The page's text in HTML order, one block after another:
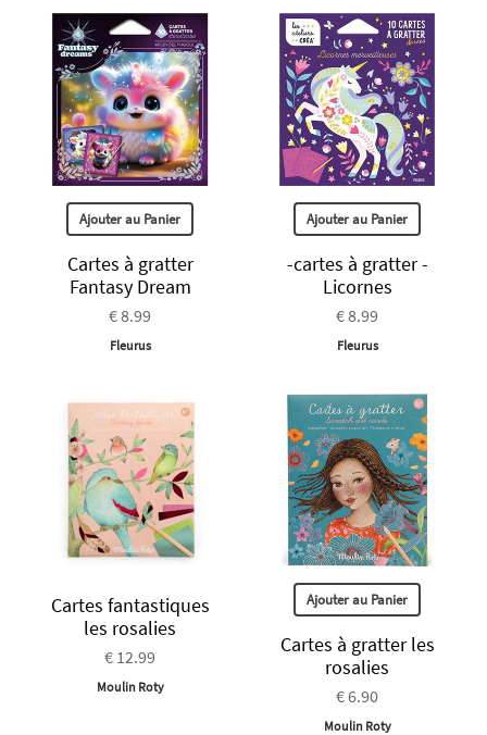
Ajouter au Panier
Cartes à gratter
Fantasy Dream
€ 8.99
Fleurus
Ajouter au Panier
-cartes à gratter -
Licornes
€ 8.99
Fleurus
Cartes fantastiques
les rosalies
€ 12.99
Moulin Roty
Ajouter au Panier
Cartes à gratter les
rosalies
€ 6.90
Moulin Roty